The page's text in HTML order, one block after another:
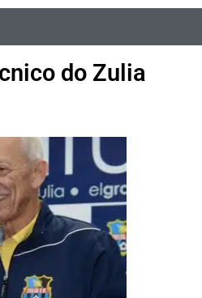
do Zulia